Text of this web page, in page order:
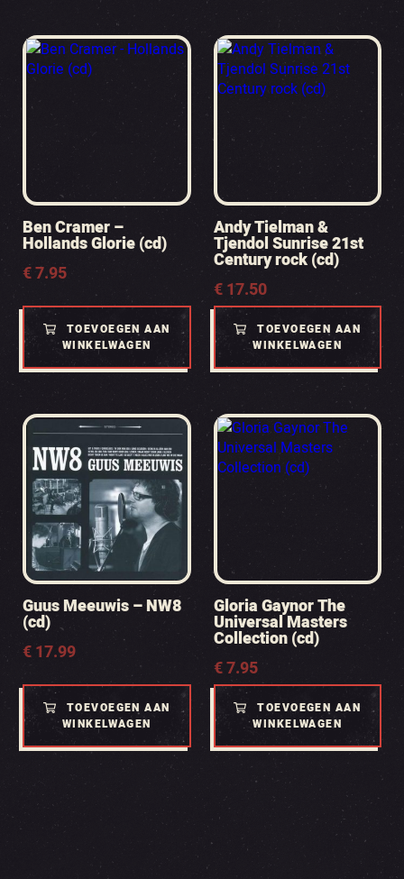
Ben Cramer –
Hollands Glorie (cd)
€7.95
TOEVOEGEN AAN
WINKELWAGEN
Andy Tielman &
Tjendol Sunrise 21st
Century rock (cd)
€17.50
TOEVOEGEN AAN
WINKELWAGEN
Guus Meeuwis – NW8
(cd)
€17.99
TOEVOEGEN AAN
WINKELWAGEN
Gloria Gaynor The
Universal Masters
Collection (cd)
€7.95
TOEVOEGEN AAN
WINKELWAGEN